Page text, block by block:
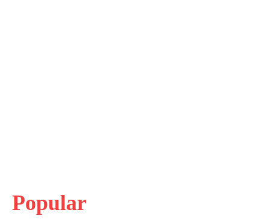
Popular